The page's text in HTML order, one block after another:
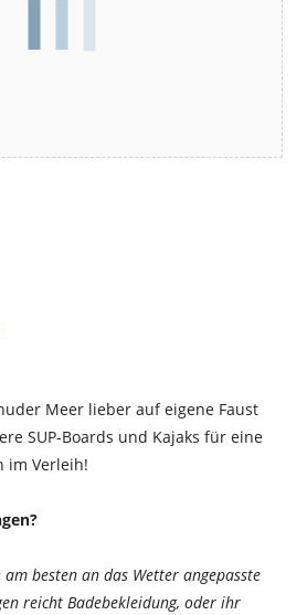
Meer lieber auf eigene Faust
SUP-Boards und Kajaks für eine
im Verleih!
besten an das Wetter angepasste
reicht Badebekleidung, oder ihr